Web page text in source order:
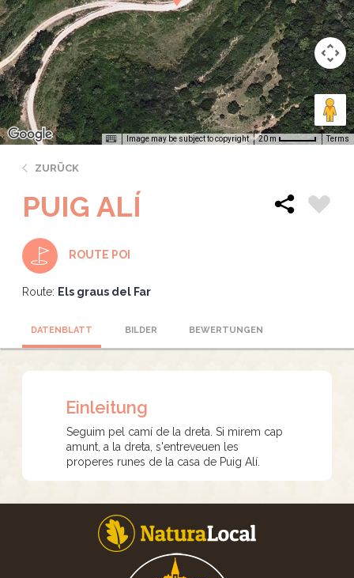
Image may be subject to copyright 20 m Terms
ZURÜCK
PUIG ALÍ
ROUTE POI
Route: Els graus del Far
DATENBLATT BILDER BEWERTUNGEN
Einleitung
Seguim pel camí de la dreta. Si mirem cap
amunt, a la dreta, s'entreveuen les
properes runes de la casa de Puig Alí.